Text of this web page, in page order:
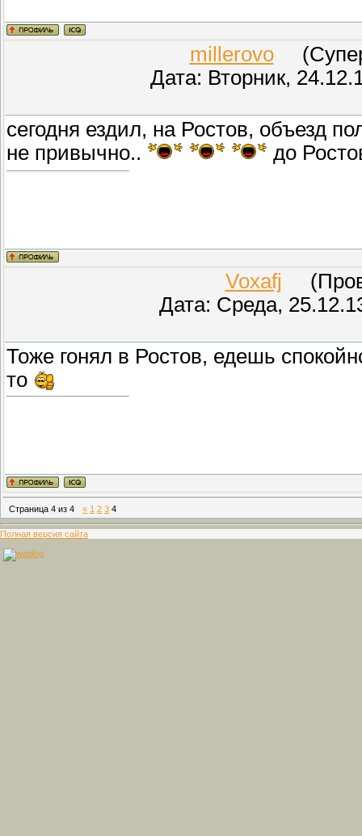
millerovo
Дата: Вторник,
сегодня ездил, на Ростов, объезд
не привычно..
до
Voxafj
Дата: Среда,
Тоже гонял в Ростов, едешь
то
Страница 4 из 4 « 1 2 3 4
Полная версия сайта